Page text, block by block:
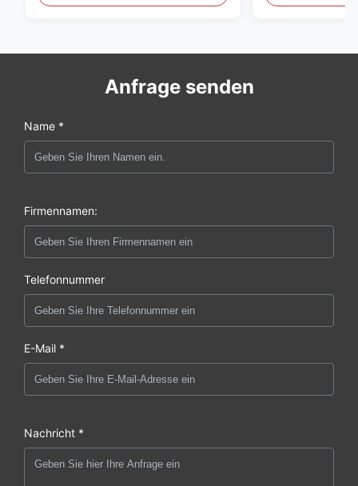
Anfrage senden
Name *
Firmennamen:
Telefonnummer
E-Mail *
Nachricht *